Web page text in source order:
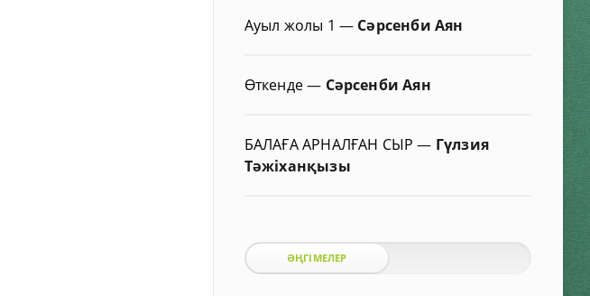
Ауыл жолы 1 — Сәрсенби Аян
Өткенде— Сәрсенби Аян
БАЛАҒА АРНАЛҒАН СЫР— Гүлзия
Тәжіханқызы
ӘҢГІМЕЛЕР